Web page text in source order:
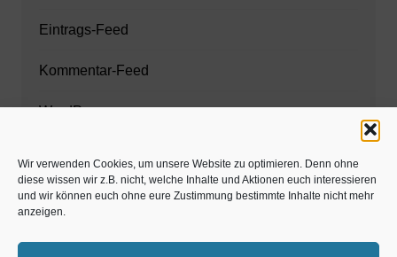
Wir verwenden Cookies, um unsere Website zu optimieren. Denn ohne
diese wissen wir z.B. nicht, welche Inhalte und Aktionen euch interessieren
und wir können euch ohne eure Zustimmung bestimmte Inhalte nicht mehr
anzeigen.
Eintrags-Feed
Kommentar-Feed
WordPress.org
Zahnarzt München
www.estaregistrierung.org – ESTA